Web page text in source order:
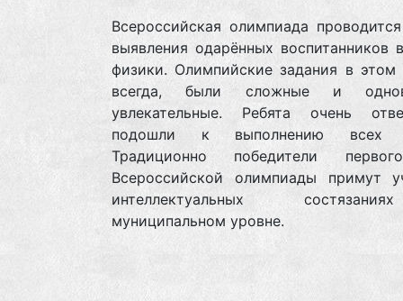
Всероссийская олимпиада
выявления одарённых воспитанников
физики. Олимпийские задания в этом
всегда, были сложные и
увлекательные. Ребята очень
подошли к выполнению всех
Традиционно победители
Всероссийской олимпиады примут
интеллектуальных
муниципальном уровне.